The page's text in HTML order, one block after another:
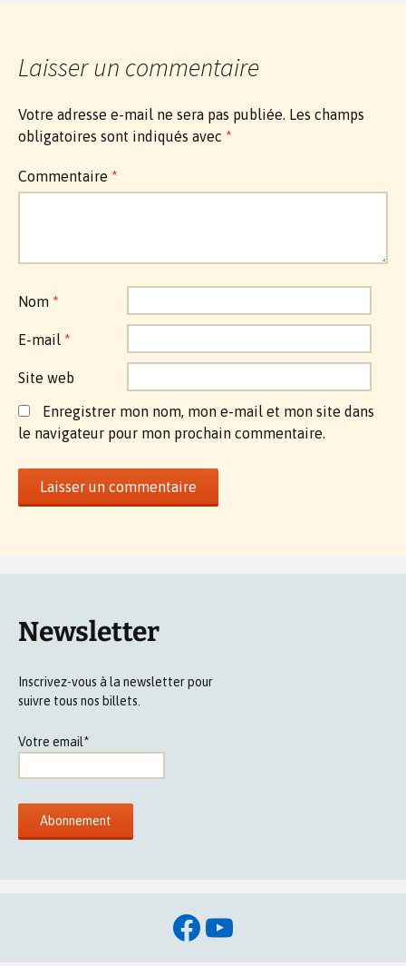
Laisser un commentaire
Votre adresse e-mail ne sera pas publiée. Les champs
obligatoires sont indiqués avec *
Commentaire *
Nom *
E-mail *
Site web
Enregistrer mon nom, mon e-mail et mon site dans
le navigateur pour mon prochain commentaire.
Newsletter
Inscrivez-vous à la newsletter pour
suivre tous nos billets.
Votre email*
Facebook
YouTube